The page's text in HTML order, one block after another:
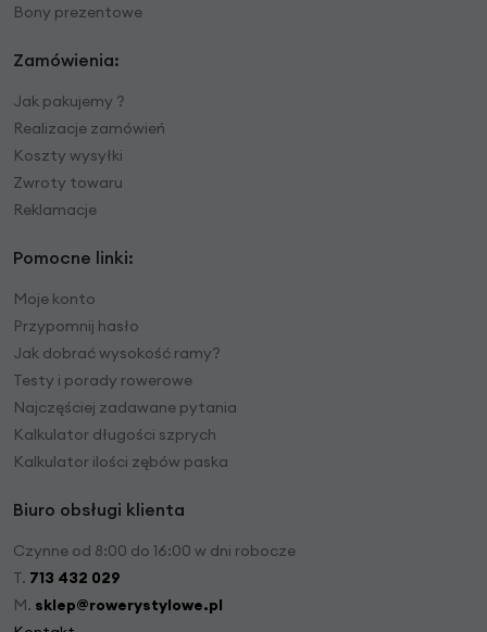
Bony prezentowe
Zamówienia:
Jak pakujemy ?
Realizacje zamówień
Koszty wysyłki
Zwroty towaru
Reklamacje
Pomocne linki:
Moje konto
Przypomnij hasło
Jak dobrać wysokość ramy?
Testy i porady rowerowe
Najczęściej zadawane pytania
Kalkulator długości szprych
Kalkulator ilości zębów paska
Biuro obsługi klienta
Czynne od 8:00 do 16:00 w dni robocze
T. 713 432 029
M. sklep@rowerystylowe.pl